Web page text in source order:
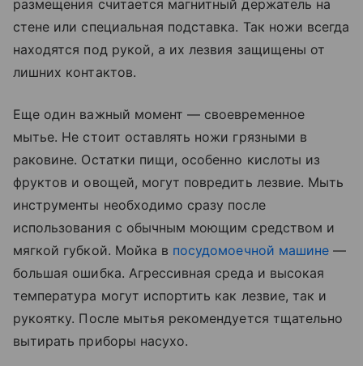
размещения считается магнитный держатель на
стене или специальная подставка. Так ножи всегда
находятся под рукой, а их лезвия защищены от
лишних контактов.
Еще один важный момент — своевременное
мытье. Не стоит оставлять ножи грязными в
раковине. Остатки пищи, особенно кислоты из
фруктов и овощей, могут повредить лезвие. Мыть
инструменты необходимо сразу после
использования с обычным моющим средством и
мягкой губкой. Мойка в посудомоечной машине —
большая ошибка. Агрессивная среда и высокая
температура могут испортить как лезвие, так и
рукоятку. После мытья рекомендуется тщательно
вытирать приборы насухо.